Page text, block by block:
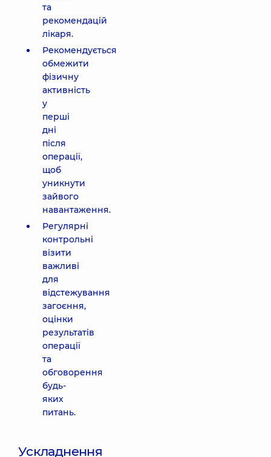
та
рекомендацій
лікаря.
Рекомендується
обмежити
фізичну
активність
у
перші
дні
після
операції,
щоб
уникнути
зайвого
навантаження.
Регулярні
контрольні
візити
важливі
для
відстежування
загоєння,
оцінки
результатів
операції
та
обговорення
будь-
яких
питань.
Ускладнення